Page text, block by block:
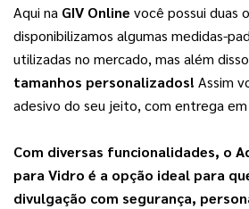
Aqui na GIV Online você possui duas
disponibilizamos algumas medidas-
tamanhos personalizados! Assim
adesivo do seu jeito, com entrega
Com diversas funcionalidades, o
para Vidro é a opção ideal para
divulgação com segurança,